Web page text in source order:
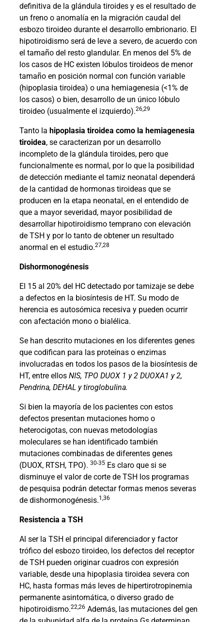
definitiva de la glándula tiroides y es el resultado de
un freno o anomalía en la migración caudal del
esbozo tiroideo durante el desarrollo embrionario. El
hipotiroidismo será de leve a severo, de acuerdo con
el tamaño del resto glandular. En menos del 5% de
los casos de HC existen lóbulos tiroideos de menor
tamaño en posición normal con función variable
(hipoplasia tiroidea) o una hemiagenesia (<1% de
los casos) o bien, desarrollo de un único lóbulo
tiroideo (usualmente el izquierdo).26,29
Tanto la hipoplasia tiroidea como la hemiagenesia
tiroidea, se caracterizan por un desarrollo
incompleto de la glándula tiroides, pero que
funcionalmente es normal, por lo que la posibilidad
de detección mediante el tamiz neonatal dependerá
de la cantidad de hormonas tiroideas que se
producen en la etapa neonatal, en el entendido de
que a mayor severidad, mayor posibilidad de
desarrollar hipotiroidismo temprano con elevación
de TSH y por lo tanto de obtener un resultado
anormal en el estudio.27,28
Dishormonogénesis
El 15 al 20% del HC detectado por tamizaje se debe
a defectos en la biosíntesis de HT. Su modo de
herencia es autosómica recesiva y pueden ocurrir
con afectación mono o bialélica.
Se han descrito mutaciones en los diferentes genes
que codifican para las proteínas o enzimas
involucradas en todos los pasos de la biosíntesis de
HT, entre ellos NIS, TPO DUOX 1 y 2 DUOXA1 y 2,
Pendrina, DEHAL y tiroglobulina.
Si bien la mayoría de los pacientes con estos
defectos presentan mutaciones homo o
heterocigotas, con nuevas metodologías
moleculares se han identificado también
mutaciones combinadas de diferentes genes
(DUOX, RTSH, TPO). 30-35 Es claro que si se
disminuye el valor de corte de TSH los programas
de pesquisa podrán detectar formas menos severas
de dishormonogénesis.1,36
Resistencia a TSH
Al ser la TSH el principal diferenciador y factor
trófico del esbozo tiroideo, los defectos del receptor
de TSH pueden originar cuadros con expresión
variable, desde una hipoplasia tiroidea severa con
HC, hasta formas más leves de hipertirotropinemia
permanente asintomática, o diverso grado de
hipotiroidismo.22,26 Además, las mutaciones del gen